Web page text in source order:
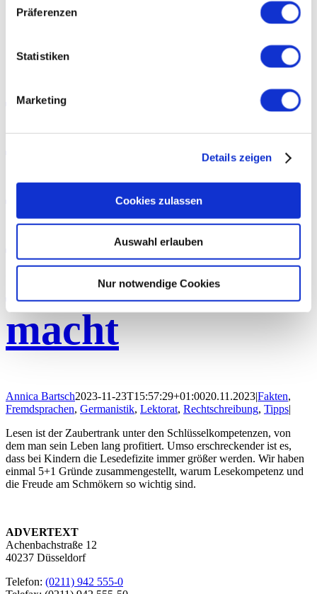
Präferenzen
Statistiken
Marketing
Details zeigen
Cookies zulassen
Auswahl erlauben
Nur notwendige Cookies
Superskill Lesen: 5+1 Gründe, warum Lesen schlauer und
glücklicher macht
Superskill
Lesen: 5+1
Gründe, warum
Lesen schlauer
und glücklicher
macht
Annica Bartsch2023-11-23T15:57:29+01:0020.11.2023|Fakten,
Fremdsprachen, Germanistik, Lektorat, Rechtschreibung, Tipps|
Lesen ist der Zaubertrank unter den Schlüsselkompetenzen, von
dem man sein Leben lang profitiert. Umso erschreckender ist es,
dass bei Kindern die Lesedefizite immer größer werden. Wir haben
einmal 5+1 Gründe zusammengestellt, warum Lesekompetenz und
die Freude am Schmökern so wichtig sind.
ADVERTEXT
Achenbachstraße 12
40237 Düsseldorf
Telefon: (0211) 942 555-0